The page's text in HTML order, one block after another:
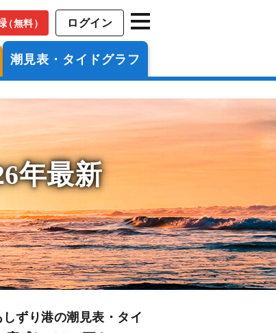
（無料） ログイン
潮見表・タイドグラフ
年最新
ずり港の潮見表・タイ